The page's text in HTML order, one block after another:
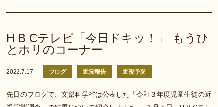
H B Cテレビ「今日ドキッ！」 もうひ
とホリのコーナー
2022.7.17 ブログ 近況報告 近視予防
先日のブログで、文部科学省は公表した「令和３年度児童生徒の近